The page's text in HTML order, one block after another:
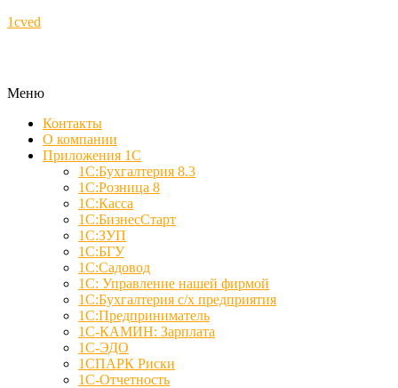
1cved
Меню
Контакты
О компании
Приложения 1С
1С:Бухгалтерия 8.3
1С:Розница 8
1С:Касса
1С:БизнесСтарт
1С:ЗУП
1С:БГУ
1С:Садовод
1С: Управление нашей фирмой
1С:Бухгалтерия с/х предприятия
1С:Предприниматель
1С-КАМИН: Зарплата
1С-ЭДО
1СПАРК Риски
1С-Отчетность